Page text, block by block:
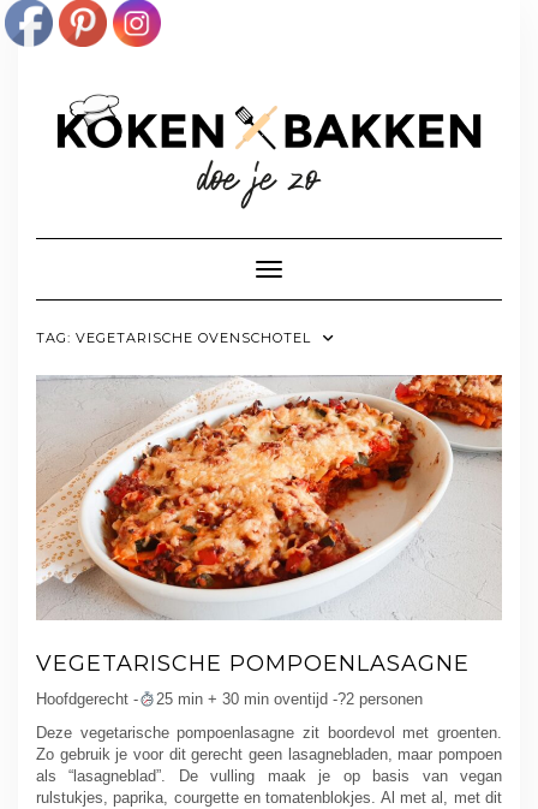
Toggle navigatie
TAG: VEGETARISCHE OVENSCHOTEL
VEGETARISCHE POMPOENLASAGNE
Hoofdgerecht -
25 min + 30 min oventijd -?2 personen
Deze vegetarische pompoenlasagne zit boordevol met groenten.
Zo gebruik je voor dit gerecht geen lasagnebladen, maar pompoen
als “lasagneblad”. De vulling maak je op basis van vegan
rulstukjes, paprika, courgette en tomatenblokjes. Al met al, met dit